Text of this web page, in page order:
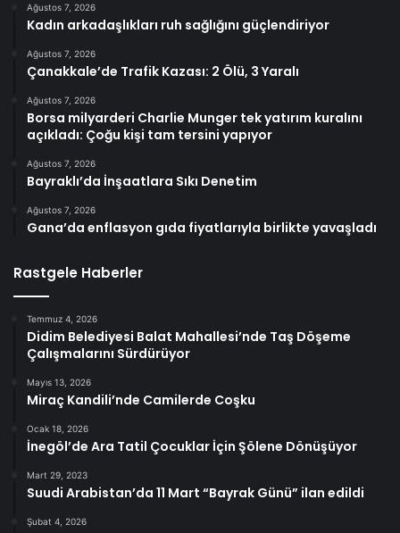
Ağustos 7, 2026
Kadın arkadaşlıkları ruh sağlığını güçlendiriyor
Ağustos 7, 2026
Çanakkale’de Trafik Kazası: 2 Ölü, 3 Yaralı
Ağustos 7, 2026
Borsa milyarderi Charlie Munger tek yatırım kuralını
açıkladı: Çoğu kişi tam tersini yapıyor
Ağustos 7, 2026
Bayraklı’da İnşaatlara Sıkı Denetim
Ağustos 7, 2026
Gana’da enflasyon gıda fiyatlarıyla birlikte yavaşladı
Rastgele Haberler
Temmuz 4, 2026
Didim Belediyesi Balat Mahallesi’nde Taş Döşeme
Çalışmalarını Sürdürüyor
Mayıs 13, 2026
Miraç Kandili’nde Camilerde Coşku
Ocak 18, 2026
İnegöl’de Ara Tatil Çocuklar İçin Şölene Dönüşüyor
Mart 29, 2023
Suudi Arabistan’da 11 Mart “Bayrak Günü” ilan edildi
Şubat 4, 2026